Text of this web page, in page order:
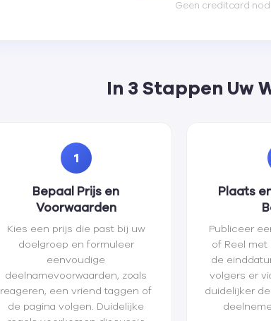
Geen creditcard
In 3 Stappen Uw
1
Bepaal Prijs en
Voorwaarden
Kies een prijs die past bij uw
doelgroep en formuleer
eenvoudige
deelnamevoorwaarden, zoals
reageren, een vriend taggen of
de pagina volgen. Duidelijke
Plaats
Publiceer
of Reel
de
volgers er
duidelijker